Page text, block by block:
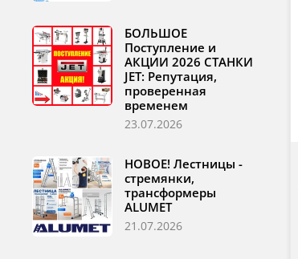
БОЛЬШОЕ
Поступление и
АКЦИИ 2026 СТАНКИ
JET: Репутация,
проверенная
временем
23.07.2026
НОВОЕ! Лестницы -
стремянки,
трансформеры
ALUMET
21.07.2026